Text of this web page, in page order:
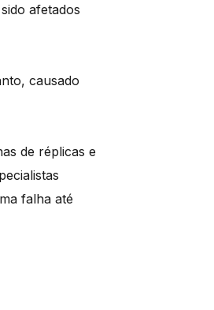
afetados
causado
de réplicas e
falha até